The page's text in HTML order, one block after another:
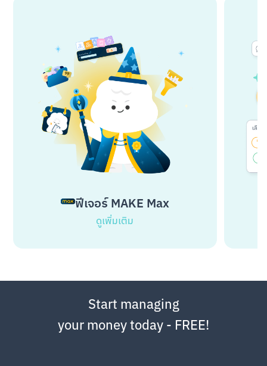
ฟีเจอร์ MAKE Max
ดูเพิ่มเติม
Start managing
your money today - FREE!